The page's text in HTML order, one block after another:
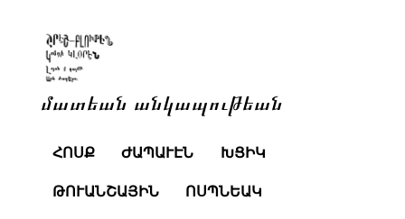
մատեան անկապութեան
ՀՈՍՔ ԺԱՊԱՒԷՆ ԽՑԻԿ
ԹՈՒԱՆՇԱՅԻՆ ՈՍՊՆԵԱԿ